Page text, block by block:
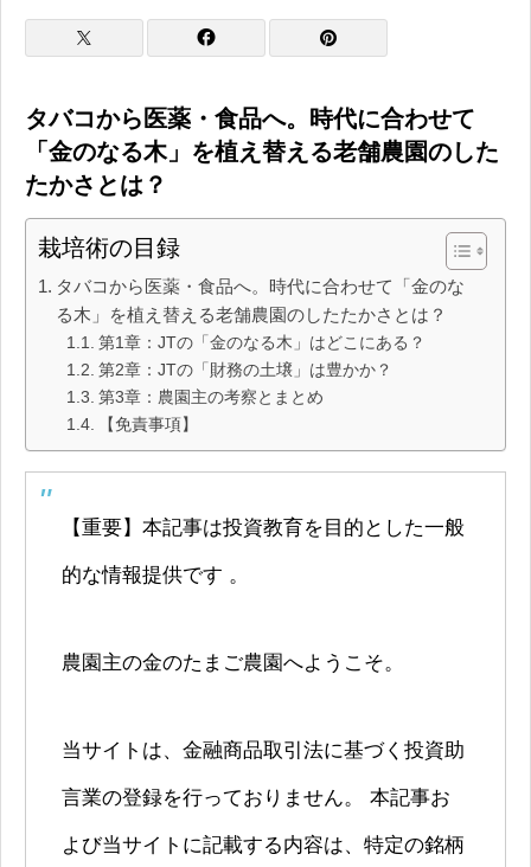
タバコから医薬・食品へ。時代に合わせて
「金のなる木」を植え替える老舗農園のした
たかさとは？
栽培術の目録
タバコから医薬・食品へ。時代に合わせて「金のな
る木」を植え替える老舗農園のしたたかさとは？
第1章：JTの「金のなる木」はどこにある？
第2章：JTの「財務の土壌」は豊かか？
第3章：農園主の考察とまとめ
【免責事項】
【重要】本記事は投資教育を目的とした一般
的な情報提供です 。
農園主の金のたまご農園へようこそ。
当サイトは、金融商品取引法に基づく投資助
言業の登録を行っておりません。 本記事お
よび当サイトに記載する内容は、特定の銘柄